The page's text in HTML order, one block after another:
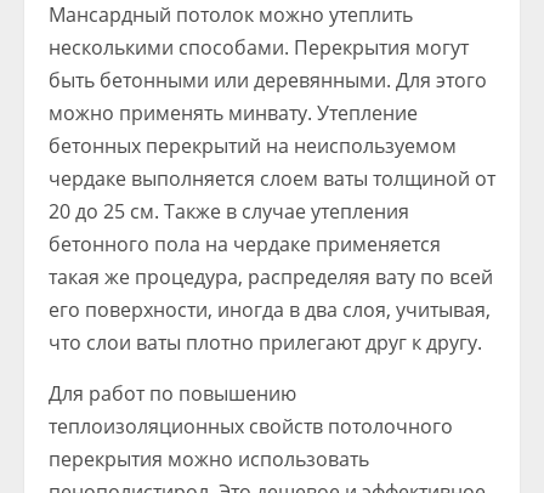
Мансардный потолок можно утеплить
несколькими способами. Перекрытия могут
быть бетонными или деревянными. Для этого
можно применять минвату. Утепление
бетонных перекрытий на неиспользуемом
чердаке выполняется слоем ваты толщиной от
20 до 25 см. Также в случае утепления
бетонного пола на чердаке применяется
такая же процедура, распределяя вату по всей
его поверхности, иногда в два слоя, учитывая,
что слои ваты плотно прилегают друг к другу.
Для работ по повышению
теплоизоляционных свойств потолочного
перекрытия можно использовать